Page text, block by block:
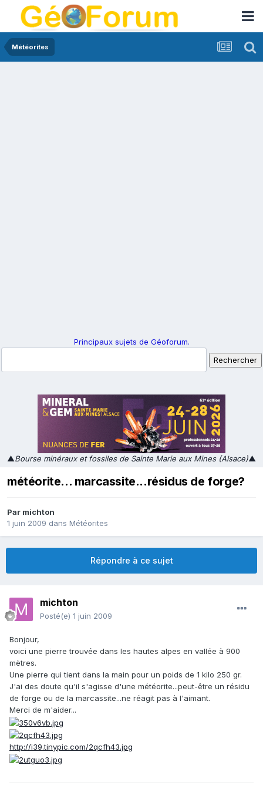
Météorites
Principaux sujets de Géoforum.
▲Bourse minéraux et fossiles de Sainte Marie aux Mines (Alsace)▲
météorite... marcassite...résidus de forge?
Par michton
1 juin 2009 dans Météorites
Répondre à ce sujet
michton
Posté(e) 1 juin 2009
Bonjour,
voici une pierre trouvée dans les hautes alpes en vallée à 900
mètres.
Une pierre qui tient dans la main pour un poids de 1 kilo 250 gr.
J'ai des doute qu'il s'agisse d'une météorite...peut-être un résidu
de forge ou de la marcassite...ne réagit pas à l'aimant.
Merci de m'aider...
http://i39.tinypic.com/2qcfh43.jpg